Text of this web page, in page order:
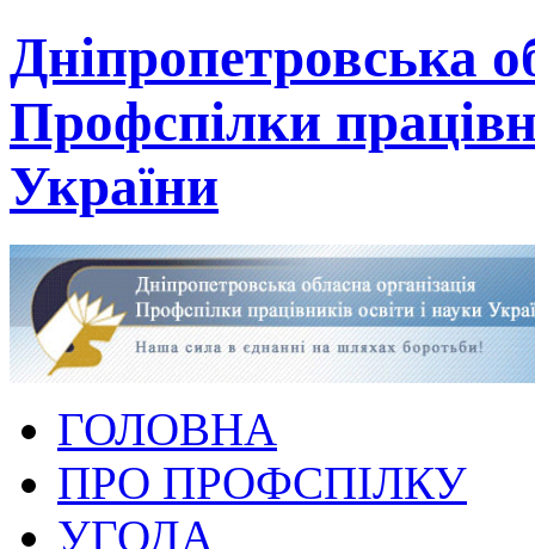
Дніпропетровська
Профспілки
України
ГОЛОВНА
ПРО ПРОФСПІЛКУ
УГОДА